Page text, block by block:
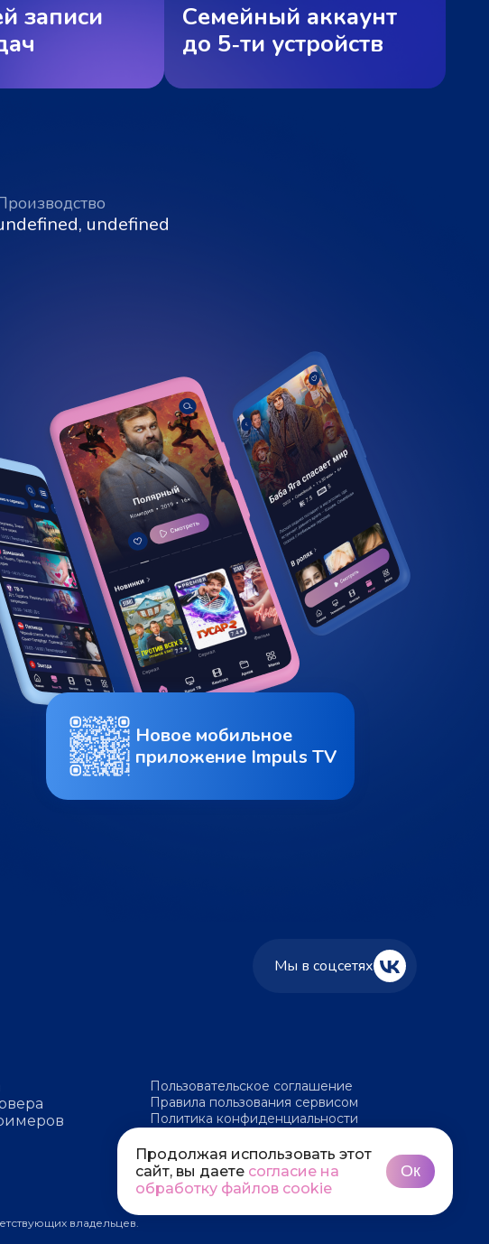
записи
Семейный аккаунт
до 5‑ти устройств
undefined
Новое мобильное
приложение Impuls TV
Мы в соцсетях
Пользовательское соглашение
Правила пользования сервисом
Политика конфиденциальности
владельцев.
Продолжая использовать этот
сайт, вы даете согласие на
обработку файлов cookie
Ок